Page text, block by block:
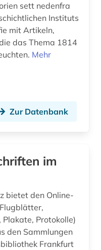
autobiografische literatur (4)
sett nedenfra
Instituts
mit Artikeln,
das Thema 1814
Mehr
Zur Datenbank
im
bietet den Online-
Protokolle)
den Sammlungen
Frankfurt